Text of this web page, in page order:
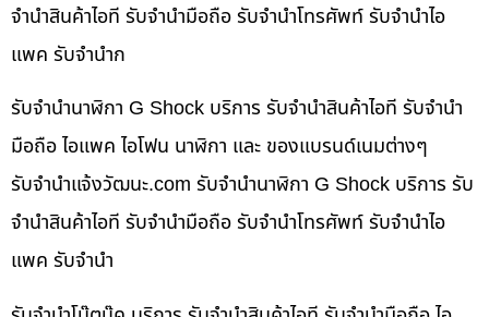
จำนำสินค้าไอที รับจำนำมือถือ รับจำนำโทรศัพท์ รับจำนำไอ
แพค รับจำนำก
รับจำนำนาฬิกา G Shock บริการ รับจำนำสินค้าไอที รับจำนำ
มือถือ ไอแพค ไอโฟน นาฬิกา และ ของแบรนด์เนมต่างๆ
รับจํานําแจ้งวัฒนะ.com รับจำนำนาฬิกา G Shock บริการ รับ
จำนำสินค้าไอที รับจำนำมือถือ รับจำนำโทรศัพท์ รับจำนำไอ
แพค รับจำนำ